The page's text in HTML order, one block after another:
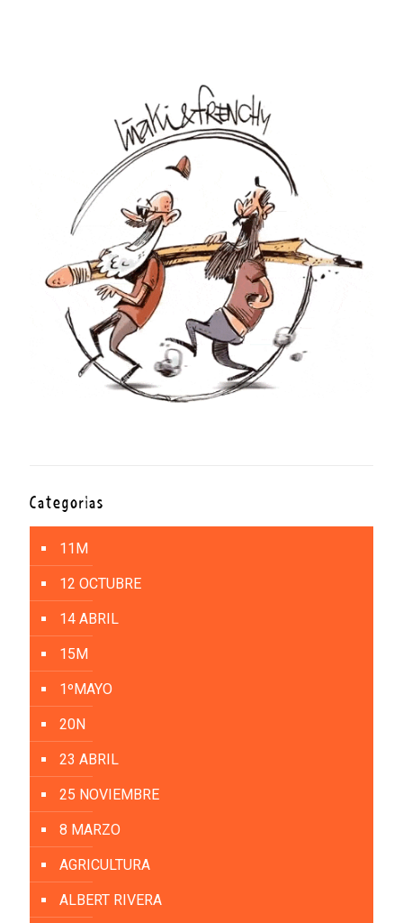
Categorías
11M
12 OCTUBRE
14 ABRIL
15M
1ºMAYO
20N
23 ABRIL
25 NOVIEMBRE
8 MARZO
AGRICULTURA
ALBERT RIVERA